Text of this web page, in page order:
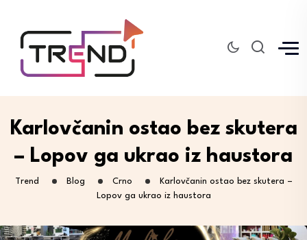
Karlovčanin ostao bez skutera
– Lopov ga ukrao iz haustora
Trend Blog Crno
Karlovčanin ostao bez skutera –
Lopov ga ukrao iz haustora